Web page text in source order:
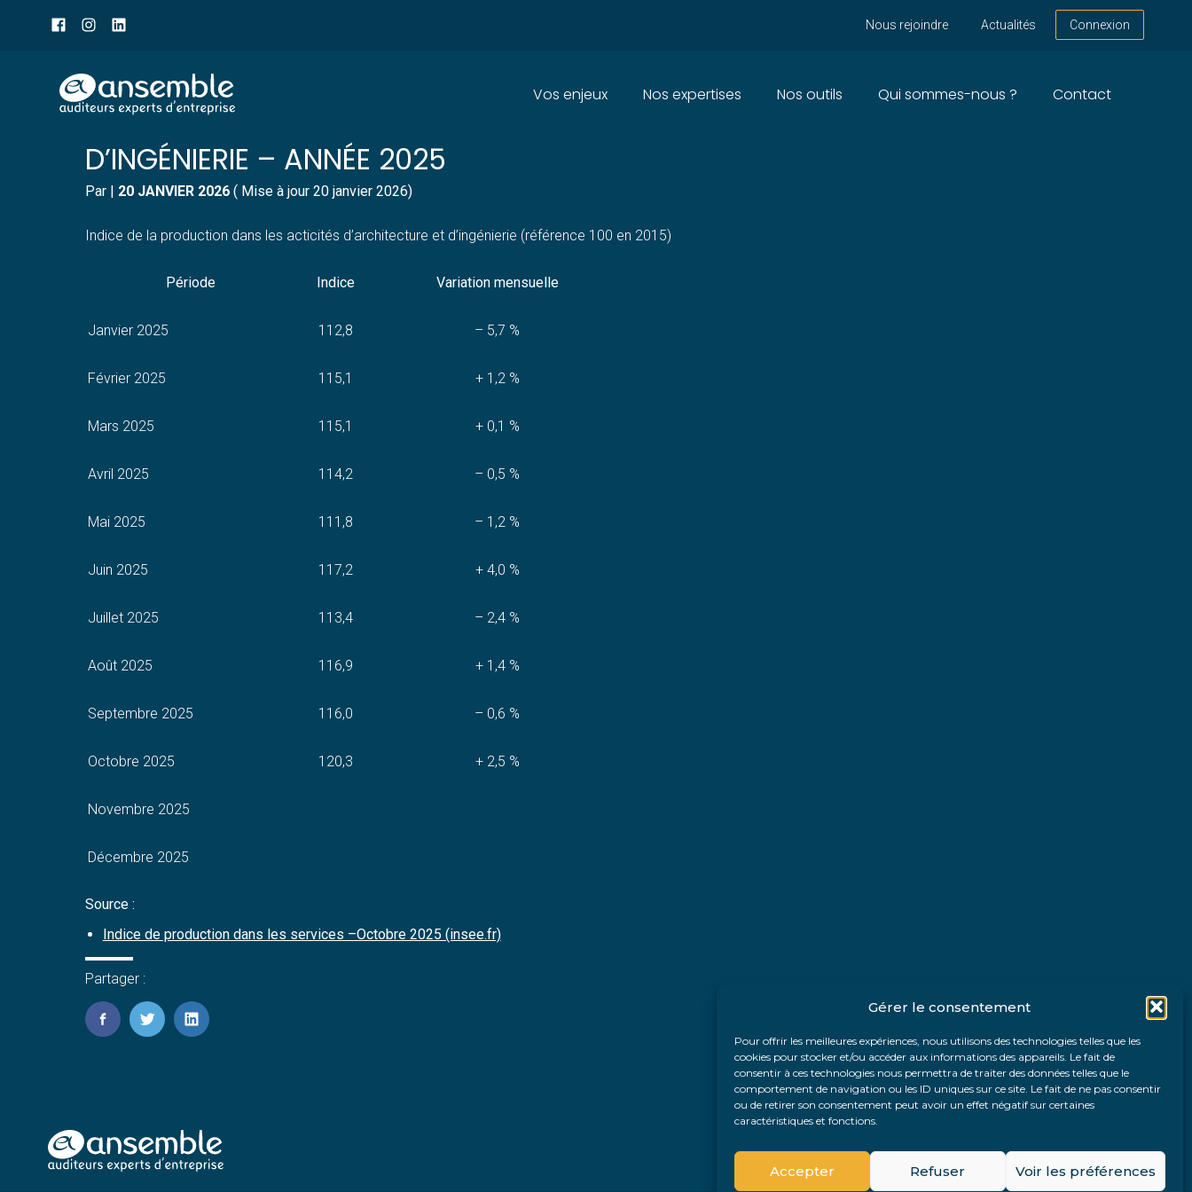
Gérer le consentement
Pour offrir les meilleures expériences, nous utilisons des technologies telles que les
cookies pour stocker et/ou accéder aux informations des appareils. Le fait de
consentir à ces technologies nous permettra de traiter des données telles que le
comportement de navigation ou les ID uniques sur ce site. Le fait de ne pas consentir
ou de retirer son consentement peut avoir un effet négatif sur certaines
caractéristiques et fonctions.
Accepter Refuser Voir les préférences
header
Nous rejoindre Actualités Connexion
Aller
au
Principal
Vos enjeux Nos expertises Nos outils Qui sommes-nous ? Contact
INDICE DE LA PRODUCTION DANS LES ACTIVITÉS D’ARCHITECTURE ET
D’INGÉNIERIE – ANNÉE 2025
Par | 20 JANVIER 2026( Mise à jour 20 janvier 2026)
Indice de la production dans les acticités d’architecture et d’ingénierie (référence 100 en 2015)
Période Indice Variation mensuelle
Janvier 2025 112,8 – 5,7 %
Février 2025 115,1 + 1,2 %
Mars 2025 115,1 + 0,1 %
Avril 2025 114,2 – 0,5 %
Mai 2025 111,8 – 1,2 %
Juin 2025 117,2 + 4,0 %
Juillet 2025 113,4 – 2,4 %
Août 2025 116,9 + 1,4 %
Septembre 2025 116,0 – 0,6 %
Octobre 2025 120,3 + 2,5 %
Novembre 2025
Décembre 2025
Source :
Indice de production dans les services –Octobre 2025 (insee.fr)
Partager :
FaceBook
TwitterLinkedIn